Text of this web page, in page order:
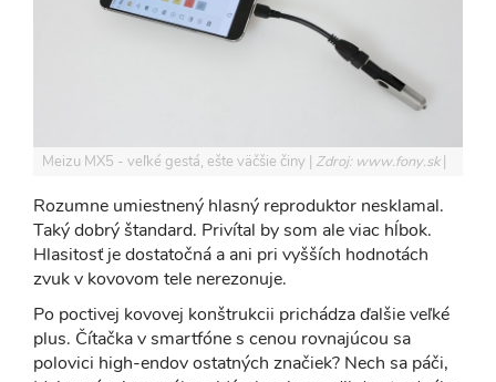
Meizu MX5 - veľké gestá, ešte väčšie činy Zdroj: www.fony.sk
Rozumne umiestnený hlasný reproduktor nesklamal.
Taký dobrý štandard. Privítal by som ale viac hĺbok.
Hlasitosť je dostatočná a ani pri vyšších hodnotách
zvuk v kovovom tele nerezonuje.
Po poctivej kovovej konštrukcii prichádza ďalšie veľké
plus. Čítačka v smartfóne s cenou rovnajúcou sa
polovici high-endov ostatných značiek? Nech sa páči,